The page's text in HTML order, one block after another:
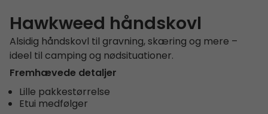
Hawkweed håndskovl
Alsidig håndskovl til gravning, skæring og mere –
ideel til camping og nødsituationer.
Fremhævede detaljer
Lille pakkestørrelse
Etui medfølger